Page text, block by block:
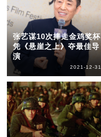
张艺谋10次捧走金鸡奖杯
凭《悬崖之上》夺最佳导
演
2021-12-31